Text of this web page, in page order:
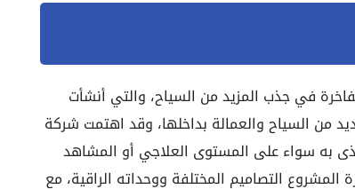
في جذب المزيد من السياح، والتي أنشأت
من السياح والعمالة بداخلها، وقد اهتمت شركة
به سواء على المستوى العلاجي أو المشاهد
المشروع التصاميم المختلفة ووحداته الراقية، مع